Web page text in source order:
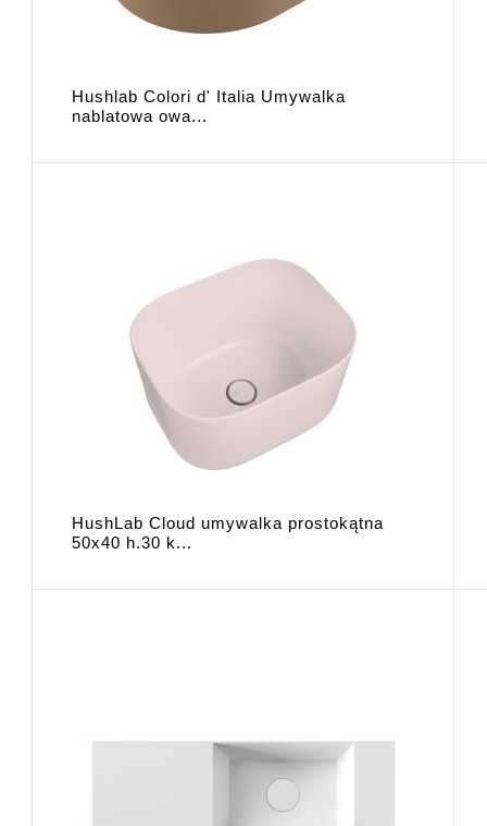
Hushlab Colori d' Italia Umywalka
nablatowa owa...
HushLab Cloud umywalka prostokątna
50x40 h.30 k...